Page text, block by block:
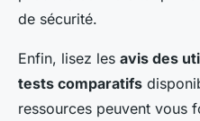
de sécurité.
Enfin, lisez les avis des
tests comparatifs
ressources peuvent vous